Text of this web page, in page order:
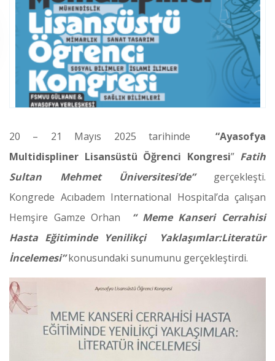
20 – 21 Mayıs 2025 tarihinde “Ayasofya
Multidispliner Lisansüstü Öğrenci Kongresi” Fatih
Sultan Mehmet Üniversitesi’de”gerçekleşti.
Kongrede Acıbadem International Hospital’da çalışan
Hemşire Gamze Orhan “ Meme Kanseri Cerrahisi
Hasta Eğitiminde Yenilikçi Yaklaşımlar:Literatür
İncelemesi”konusundaki sunumunu gerçekleştirdi.